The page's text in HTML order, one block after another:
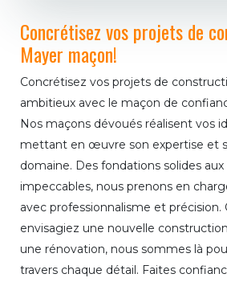
Concrétisez vos projets de
Mayer maçon!
Concrétisez vos projets de
ambitieux avec le maçon de
Nos maçons dévoués réalisent vos
mettant en œuvre son expertise et
domaine. Des fondations solides
impeccables, nous prenons en
avec professionnalisme et précision.
envisagiez une nouvelle
une rénovation, nous sommes là
travers chaque détail. Faites